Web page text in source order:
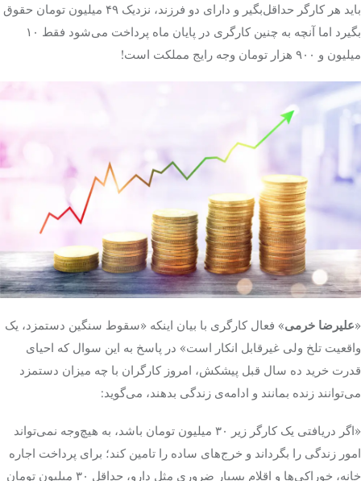
باید هر کارگر حداقل‌بگیر و دارای دو فرزند، نزدیک ۴۹ میلیون تومان حقوق
بگیرد اما آنچه به چنین کارگری در پایان ماه پرداخت می‌شود فقط ۱۰
میلیون و ۹۰۰ هزار تومان وجه رایج مملکت است!
«علیرضا خرمی» فعال کارگری با بیان اینکه «سقوط سنگین دستمزد، یک
واقعیت تلخ ولی غیرقابل انکار است» در پاسخ به این سوال که احیای
قدرت خرید ده سال قبل پیشکش، امروز کارگران با چه میزان دستمزد
می‌توانند زنده بمانند و ادامه‌ی زندگی بدهند، می‌گوید:
«اگر دریافتی یک کارگر زیر ۳۰ میلیون تومان باشد، به هیچ‌وجه نمی‌تواند
امور زندگی را بگرداند و خرج‌های ساده را تامین کند؛ برای پرداخت اجاره
خانه، خوراکی‌ها و اقلام بسیار ضروری مثل دارو، حداقل ۳۰ میلیون تومان